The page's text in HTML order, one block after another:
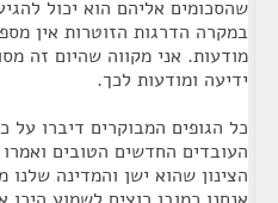
במקרה הדרגות הזוטרות אין
מודעות. אני מקווה שהיום זה
ידיעה ומודעות לכך.
כל הגופים המבוקרים דיברו
העובדים החדשים הטובים
הצינון שהוא ישן והמדינה